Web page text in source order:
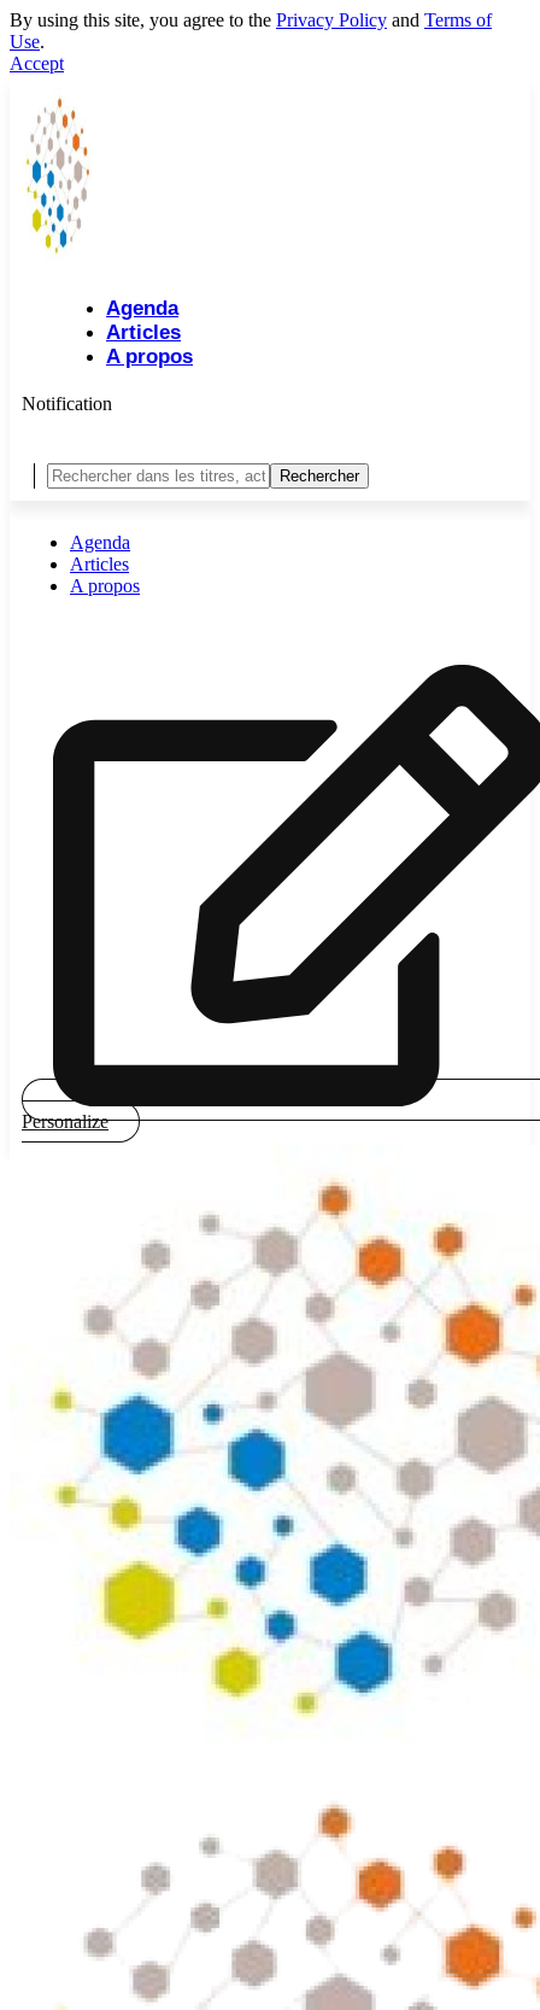
By using this site, you agree to the Privacy Policy and Terms of
Use.
Accept
Agenda
Articles
A propos
Notification
Agenda
Articles
A propos
Personalize